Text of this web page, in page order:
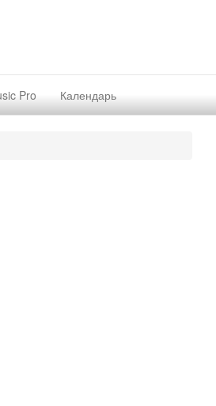
Pro Календарь